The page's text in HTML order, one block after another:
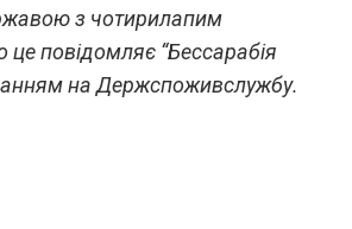
з чотирилапим
повідомляє “Бессарабія
на Держспоживслужбу.